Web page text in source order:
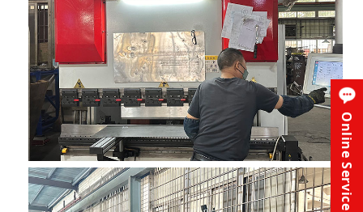
Online Service